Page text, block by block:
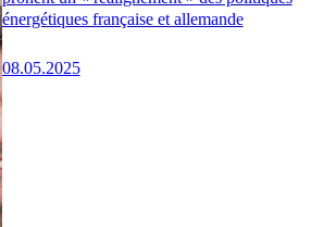
énergétiques française et allemande
08.05.2025